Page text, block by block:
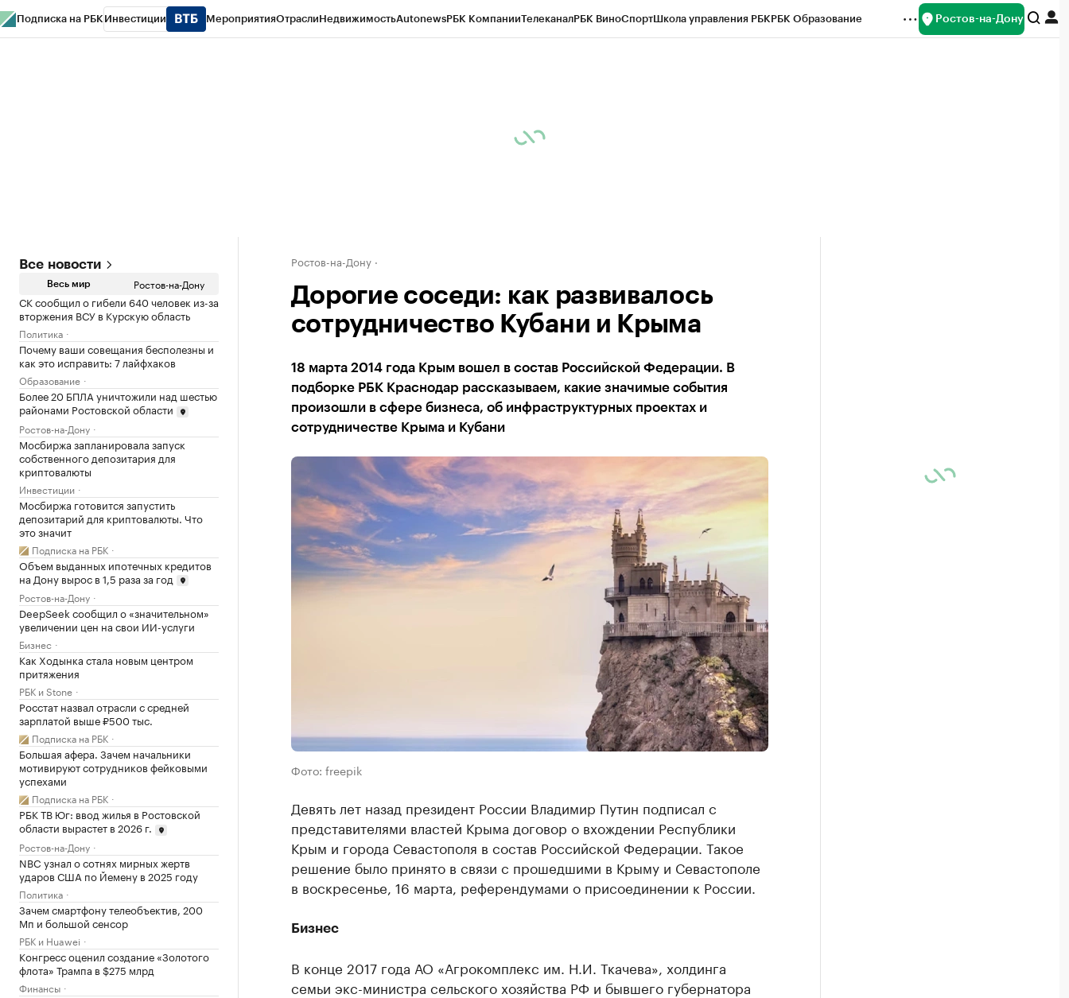
Подписка на РБК Инвестиции МероприятияОтраслиНедвижимостьAutonewsРБК КомпанииТелеканалРБК ВиноСпортШкола управления РБКРБК Образование Ростов-на-Дону
Все новости
Весь мир Ростов-на-Дону
СК сообщил о гибели 640 человек из-за
вторжения ВСУ в Курскую область
Политика
Почему ваши совещания бесполезны и
как это исправить: 7 лайфхаков
Образование
Более 20 БПЛА уничтожили над шестью
районами Ростовской области
Ростов-на-Дону
Мосбиржа запланировала запуск
собственного депозитария для
криптовалюты
Инвестиции
Мосбиржа готовится запустить
депозитарий для криптовалюты. Что
это значит
Подписка на РБК
Объем выданных ипотечных кредитов
на Дону вырос в 1,5 раза за год
Ростов-на-Дону
DeepSeek сообщил о «значительном»
увеличении цен на свои ИИ-услуги
Бизнес
Как Ходынка стала новым центром
притяжения
РБК и Stone
Росстат назвал отрасли с средней
зарплатой выше ₽500 тыс.
Подписка на РБК
Большая афера. Зачем начальники
мотивируют сотрудников фейковыми
успехами
Подписка на РБК
РБК ТВ Юг: ввод жилья в Ростовской
области вырастет в 2026 г.
Ростов-на-Дону
NBC узнал о сотнях мирных жертв
ударов США по Йемену в 2025 году
Политика
Зачем смартфону телеобъектив, 200
Мп и большой сенсор
РБК и Huawei
Конгресс оценил создание «Золотого
флота» Трампа в $275 млрд
Финансы
Ростов-на-Дону
Дорогие соседи: как развивалось
сотрудничество Кубани и Крыма
18 марта 2014 года Крым вошел в состав Российской Федерации. В
подборке РБК Краснодар рассказываем, какие значимые события
произошли в сфере бизнеса, об инфраструктурных проектах и
сотрудничестве Крыма и Кубани
Фото: freepik
Девять лет назад президент России Владимир Путин подписал с
представителями властей Крыма договор о вхождении Республики
Крым и города Севастополя в состав Российской Федерации. Такое
решение было принято в связи с прошедшими в Крыму и Севастополе
в воскресенье, 16 марта, референдумами о присоединении к России.
Бизнес
В конце 2017 года АО «Агрокомплекс им. Н.И. Ткачева», холдинга
семьи экс-министра сельского хозяйства РФ и бывшего губернатора